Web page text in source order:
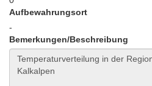
Aufbewahrungsort
-
Bemerkungen/Beschreibung